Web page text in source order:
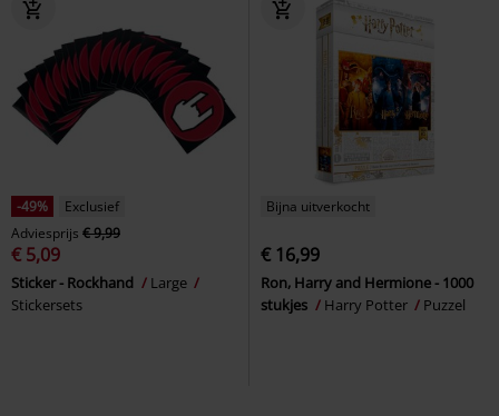
-49%
Exclusief
Adviesprijs € 9,99
€ 5,09
Sticker - Rockhand
Large
Stickersets
Bijna uitverkocht
€ 16,99
Ron, Harry and Hermione - 1000
stukjes
Harry Potter Puzzel